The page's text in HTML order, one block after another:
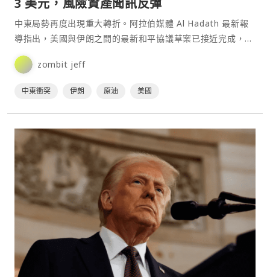
中東局勢再度出現重大轉折。阿拉伯媒體 Al Hadath 最新報
導指出，美國與伊朗之間的最新和平協議草案已接近完成，消
息傳出後，國際油價應聲重挫，美股期貨與風險資產⋯
zombit jeff
中東衝突 伊朗 原油 美國